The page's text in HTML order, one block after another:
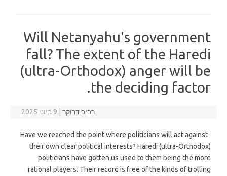
Will Netanyahu's government
fall? The extent of the Haredi
(ultra-Orthodox) anger will be
the deciding factor.
רביב דרוקר 9 ביוני 2025
Have we reached the point where politicians will act against
their own clear political interests? Haredi (ultra-Orthodox)
politicians have gotten us used to them being the more
rational players. Their record is free of the kinds of trolling